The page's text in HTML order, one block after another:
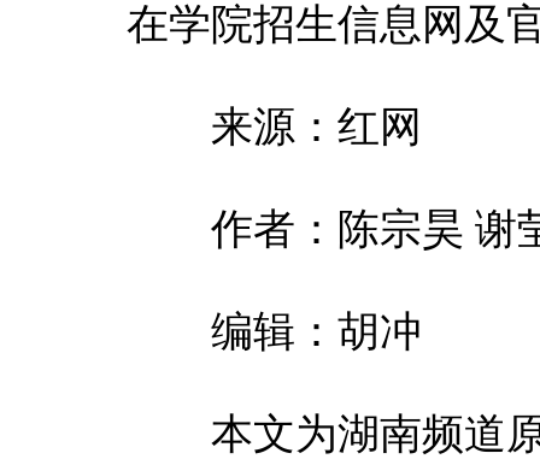
在学院招生信息网及
来源：红网
作者：陈宗昊 谢
编辑：胡冲
本文为湖南频道原